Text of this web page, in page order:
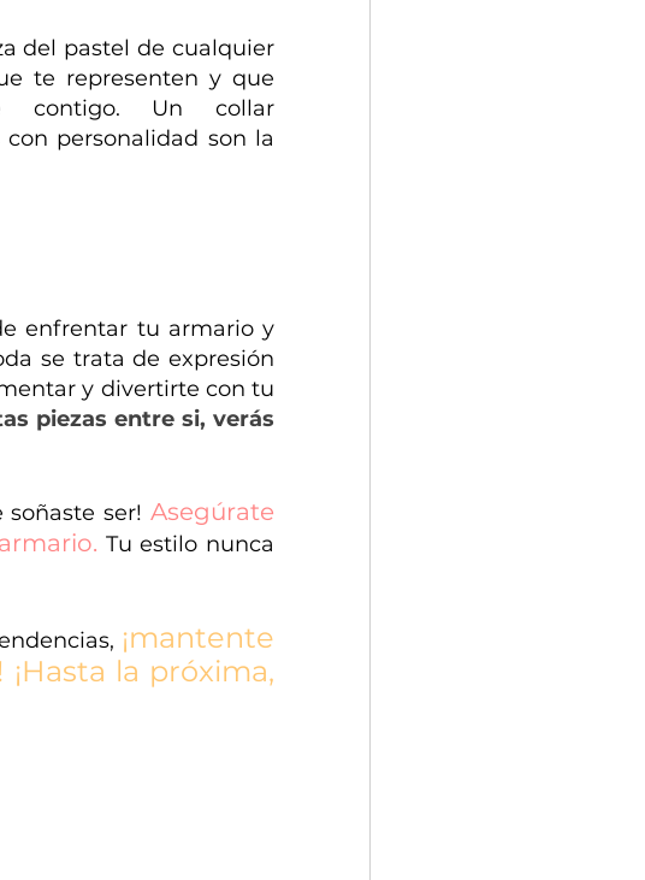
del pastel de cualquier
te representen y que
contigo. Un collar
personalidad son la
enfrentar tu armario y
se trata de expresión
y divertirte con tu
piezas entre si, verás
ser! Asegúrate
Tu estilo nunca
¡mantente
la próxima,